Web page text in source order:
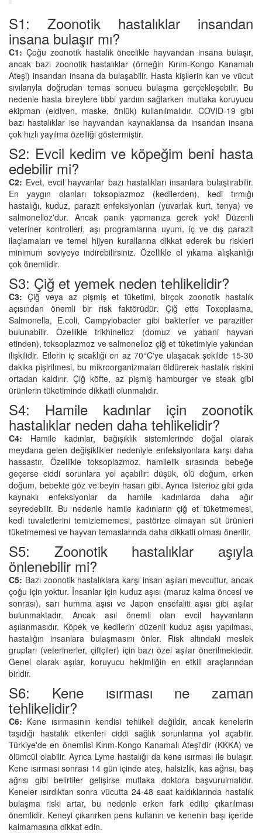
S1: Zoonotik hastalıklar insandan
insana bulaşır mı?
C1: Çoğu zoonotik hastalık öncelikle hayvandan insana bulaşır,
ancak bazı zoonotik hastalıklar (örneğin Kırım-Kongo Kanamalı
Ateşi) insandan insana da bulaşabilir. Hasta kişilerin kan ve vücut
sıvılarıyla doğrudan temas sonucu bulaşma gerçekleşebilir. Bu
nedenle hasta bireylere tıbbi yardım sağlarken mutlaka koruyucu
ekipman (eldiven, maske, önlük) kullanılmalıdır. COVID-19 gibi
bazı hastalıklar ise hayvandan kaynaklansa da insandan insana
çok hızlı yayılma özelliği göstermiştir.
S2: Evcil kedim ve köpeğim beni hasta
edebilir mi?
C2: Evet, evcil hayvanlar bazı hastalıkları insanlara bulaştırabilir.
En yaygın olanları toksoplazmoz (kedilerden), kedi tırmığı
hastalığı, kuduz, parazit enfeksiyonları (yuvarlak kurt, tenya) ve
salmonelloz'dur. Ancak panik yapmanıza gerek yok! Düzenli
veteriner kontrolleri, aşı programlarına uyum, iç ve dış parazit
ilaçlamaları ve temel hijyen kurallarına dikkat ederek bu riskleri
minimum seviyeye indirebilirsiniz. Özellikle el yıkama alışkanlığı
çok önemlidir.
S3: Çiğ et yemek neden tehlikelidir?
C3: Çiğ veya az pişmiş et tüketimi, birçok zoonotik hastalık
açısından önemli bir risk faktörüdür. Çiğ ette Toxoplasma,
Salmonella, E.coli, Campylobacter gibi bakteriler ve parazitler
bulunabilir. Özellikle trikhinelloz (domuz ve yabani hayvan
etinden), toksoplazmoz ve salmonelloz çiğ et tüketimiyle yakından
ilişkilidir. Etlerin iç sıcaklığı en az 70°C'ye ulaşacak şekilde 15-30
dakika pişirilmesi, bu mikroorganizmaları öldürerek hastalık riskini
ortadan kaldırır. Çiğ köfte, az pişmiş hamburger ve steak gibi
ürünlerin tüketiminde dikkatli olunmalıdır.
S4: Hamile kadınlar için zoonotik
hastalıklar neden daha tehlikelidir?
C4: Hamile kadınlar, bağışıklık sistemlerinde doğal olarak
meydana gelen değişiklikler nedeniyle enfeksiyonlara karşı daha
hassastır. Özellikle toksoplazmoz, hamilelik sırasında bebeğe
geçerse ciddi sorunlara yol açabilir: düşük, ölü doğum, erken
doğum, bebekte göz ve beyin hasarı gibi. Ayrıca listerioz gibi gıda
kaynaklı enfeksiyonlar da hamile kadınlarda daha ağır
seyredebilir. Bu nedenle hamile kadınların çiğ et tüketmemesi,
kedi tuvaletlerini temizlememesi, pastörize olmayan süt ürünleri
tüketmemesi ve hayvan temaslarında daha dikkatli olması önerilir.
S5: Zoonotik hastalıklar aşıyla
önlenebilir mi?
C5: Bazı zoonotik hastalıklara karşı insan aşıları mevcuttur, ancak
çoğu için yoktur. İnsanlar için kuduz aşısı (maruz kalma öncesi ve
sonrası), sarı humma aşısı ve Japon ensefaliti aşısı gibi aşılar
bulunmaktadır. Ancak asıl önemli olan evcil hayvanların
aşılanmasıdır. Köpek ve kedilerin düzenli kuduz aşısı yapılması,
hastalığın insanlara bulaşmasını önler. Risk altındaki meslek
grupları (veterinerler, çiftçiler) için bazı özel aşılar önerilmektedir.
Genel olarak aşılar, koruyucu hekimliğin en etkili araçlarından
biridir.
S6: Kene ısırması ne zaman
tehlikelidir?
C6: Kene ısırmasının kendisi tehlikeli değildir, ancak kenelerin
taşıdığı hastalık etkenleri ciddi sağlık sorunlarına yol açabilir.
Türkiye'de en önemlisi Kırım-Kongo Kanamalı Ateşi'dir (KKKA) ve
ölümcül olabilir. Ayrıca Lyme hastalığı da kene ısırması ile bulaşır.
Kene ısırması sonrası 14 gün içinde ateş, halsizlik, kas ağrısı, baş
ağrısı gibi belirtiler gelişirse mutlaka doktora başvurulmalıdır.
Keneler ısırdıktan sonra vücutta 24-48 saat kaldıklarında hastalık
bulaşma riski artar, bu nedenle erken fark edilip çıkarılması
önemlidir. Keneyi çıkarırken pens kullanın ve kenenin başı içeride
kalmamasına dikkat edin.